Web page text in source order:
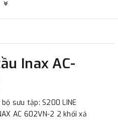
:
Địa chỉ : 23 phố Cát Linh,
Hà Nội.
hàng
Inax AC-
sưu tập: S200 LINE
AC 602VN-2 2 khối xả